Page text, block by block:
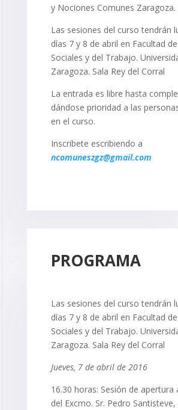
y Nociones Comunes Zaragoza.
Las sesiones del curso tendrán
días 7 y 8 de abril en Facultad
Sociales y del Trabajo.
Zaragoza. Sala Rey del Corral
La entrada es libre hasta
dándose prioridad a las
en el curso.
Inscribete escribiendo a
ncomuneszgz@gmail.com
PROGRAMA
Las sesiones del curso tendrán
días 7 y 8 de abril en Facultad
Sociales y del Trabajo.
Zaragoza. Sala Rey del Corral
Jueves, 7 de abril de 2016
16.30 horas: Sesión de apertura
del Excmo. Sr. Pedro Santisteve,